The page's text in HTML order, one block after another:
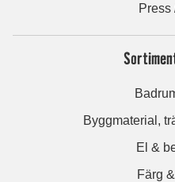
Press
Byggmaterial,
El &
Färg